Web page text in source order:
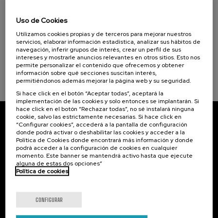
Objetivos de desarrollo sostenible
y neonatal
20 h. Español Euskera .
...
DESDE 22 €
Últimas
plazas
Gratuito
Fecha
pasada
Lista
de
espera
Plazo
de
matrícula
finalizado
Suscríbete a nuestro boletín
Inscríbete para ser el primero/a en recibir las
novedades de UIK.
Suscribirse
Contacto
Palacio Miramar
Actividades anteriores
Uso de Cookies
Utilizamos cookies propias y de terceros para mejorar nuestros
servicios, elaborar información estadística, analizar sus hábitos de
navegación, inferir grupos de interés, crear un perfil de sus
intereses y mostrarle anuncios relevantes en otros sitios. Esto nos
permite personalizar el contenido que ofrecemos y obtener
información sobre qué secciones suscitan interés,
permitiéndonos además mejorar la página web y su seguridad.
Si hace click en el botón “Aceptar todas”, aceptará la
implementación de las cookies y solo entonces se implantarán. Si
hace click en el botón “Rechazar todas”, no sé instalará ninguna
cookie, salvo las estrictamente necesarias. Si hace click en
“Configurar cookies”, accederá a la pantalla de configuración
donde podrá activar o deshabilitar las cookies y acceder a la
Política de Cookies donde encontrará más información y donde
podrá acceder a la configuración de cookies en cualquier
momento. Este banner se mantendrá activo hasta que ejecute
alguna de estas dos opciones”
Política de cookies
CONFIGURAR